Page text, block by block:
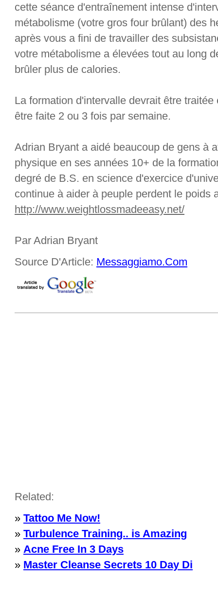
cette séance d'entraînement intense
métabolisme (votre gros four brûlant) des
après vous a fini de travailler des
votre métabolisme a élevées tout au long
brûler plus de calories.
La formation d'intervalle devrait être
être faite 2 ou 3 fois par semaine.
Adrian Bryant a aidé beaucoup de gens à
physique en ses années 10+ de la
degré de B.S. en science d'exercice
continue à aider à peuple perdent le poids
http://www.weightlossmadeeasy.net/
Par Adrian Bryant
Source D'Article: Messaggiamo.Com
Related:
» Tattoo Me Now!
» Turbulence Training.. is Amazing
» Acne Free In 3 Days
» Master Cleanse Secrets 10 Day Di